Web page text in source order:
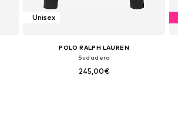
Unisex
POLO RALPH LAUREN
Sudadera
245,00€